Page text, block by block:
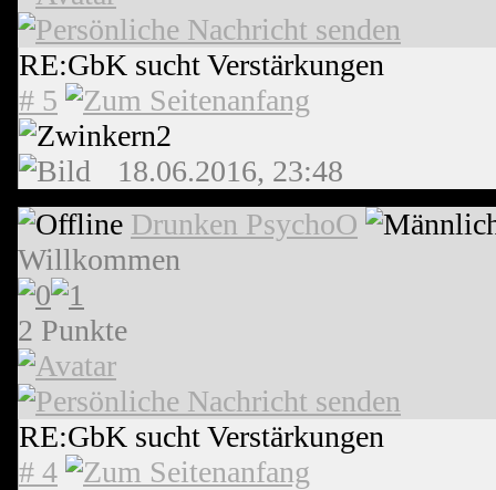
RE:GbK sucht Verstärkungen
# 5
18.06.2016, 23:48
Drunken PsychoO
Willkommen
2 Punkte
RE:GbK sucht Verstärkungen
# 4